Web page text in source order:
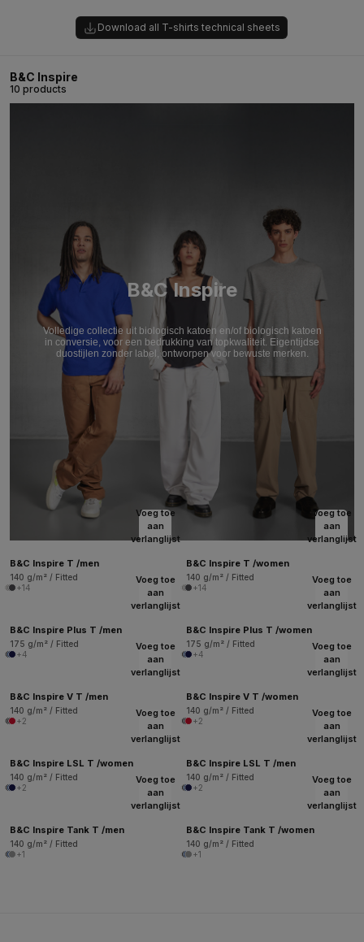
Download all T-shirts technical sheets
B&C Inspire
10 products
B&C Inspire
Volledige collectie uit biologisch katoen en/of biologisch katoen
in conversie, voor een bedrukking van topkwaliteit. Eigentijdse
duostijlen zonder label, ontworpen voor bewuste merken.
Voeg toe
aan
verlanglijst
B&C Inspire T /men
140 g/m² / Fitted
+14
Voeg toe
aan
verlanglijst
B&C Inspire T /women
140 g/m² / Fitted
+14
Voeg toe
aan
verlanglijst
B&C Inspire Plus T /men
175 g/m² / Fitted
+4
Voeg toe
aan
verlanglijst
B&C Inspire Plus T /women
175 g/m² / Fitted
+4
Voeg toe
aan
verlanglijst
B&C Inspire V T /men
140 g/m² / Fitted
+2
Voeg toe
aan
verlanglijst
B&C Inspire V T /women
140 g/m² / Fitted
+2
Voeg toe
aan
verlanglijst
B&C Inspire LSL T /women
140 g/m² / Fitted
+2
Voeg toe
aan
verlanglijst
B&C Inspire LSL T /men
140 g/m² / Fitted
+2
Voeg toe
aan
verlanglijst
B&C Inspire Tank T /men
140 g/m² / Fitted
+1
Voeg toe
aan
verlanglijst
B&C Inspire Tank T /women
140 g/m² / Fitted
+1